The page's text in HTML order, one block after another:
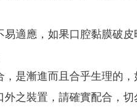
易適應，如果口腔黏膜破
是漸進而且合乎生理的
之裝置，請確實配合，